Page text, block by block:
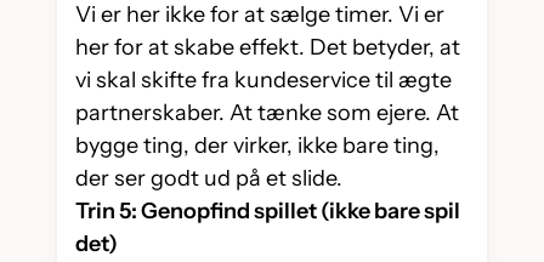
Vi er her ikke for at sælge timer. Vi er
her for at skabe effekt. Det betyder, at
vi skal skifte fra kundeservice til ægte
partnerskaber. At tænke som ejere. At
bygge ting, der virker, ikke bare ting,
der ser godt ud på et slide.
Trin 5: Genopfind spillet (ikke bare spil
det)